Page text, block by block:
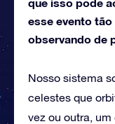
esse evento
observando de
Nosso sistema
celestes que
vez ou outra,